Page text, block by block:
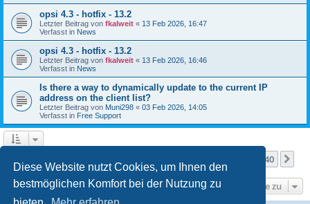
Diese Website nutzt Cookies, um Ihnen den
bestmöglichen Komfort bei der Nutzung zu
opsi 4.3 - hotfix - 13.2
Letzter Beitrag von fkalweit « 13 Feb 2026, 16:47
Verfasst in News
opsi 4.3 - hotfix - 13.2
Letzter Beitrag von fkalweit « 13 Feb 2026, 16:46
Verfasst in News
Is there a way to dynamically update to the current IP
address on the client list?
Letzter Beitrag von Muni298 « 03 Feb 2026, 14:05
Verfasst in Free Support
40
Gehe zu